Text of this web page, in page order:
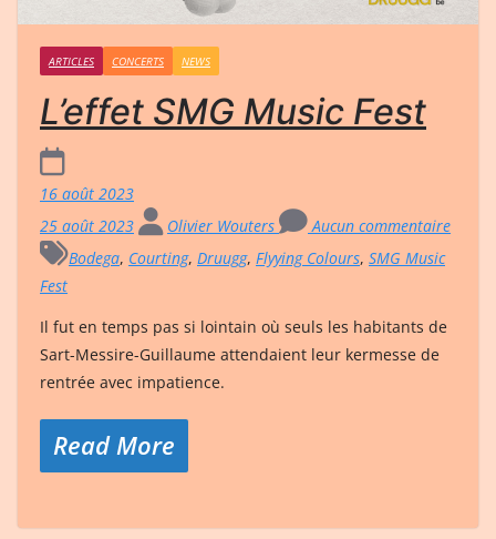
ARTICLES CONCERTS NEWS
L’effet SMG Music Fest
16 août 2023
25 août 2023
Olivier Wouters
Aucun commentaire
Bodega, Courting, Druugg, Flyying Colours, SMG Music
Fest
Il fut en temps pas si lointain où seuls les habitants de
Sart-Messire-Guillaume attendaient leur kermesse de
rentrée avec impatience.
Read More